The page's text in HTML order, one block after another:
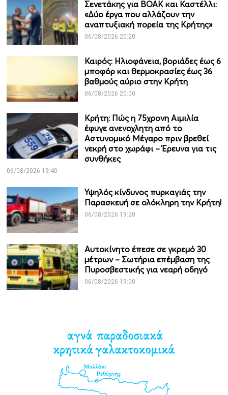
Σενετάκης για ΒΟΑΚ και Καστέλλι:
«Δύο έργα που αλλάζουν την
αναπτυξιακή πορεία της Κρήτης»
06/08/2026 20:20
Καιρός: Ηλιοφάνεια, βοριάδες έως 6
μποφόρ και θερμοκρασίες έως 36
βαθμούς αύριο στην Κρήτη
06/08/2026 20:00
Κρήτη: Πώς η 75χρονη Αιμιλία
έφυγε ανενοχλητη από το
Αστυνομικό Μέγαρο πριν βρεθεί
νεκρή στο χωράφι – Έρευνα για τις
συνθήκες
06/08/2026 19:40
Υψηλός κίνδυνος πυρκαγιάς την
Παρασκευή σε ολόκληρη την Κρήτη!
06/08/2026 19:20
Αυτοκίνητο έπεσε σε γκρεμό 30
μέτρων – Σωτήρια επέμβαση της
Πυροσβεστικής για νεαρή οδηγό
06/08/2026 19:00